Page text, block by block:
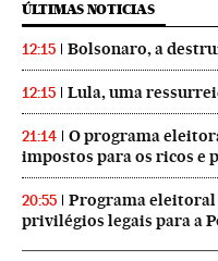
ÚLTIMAS NOTICIAS
12:15 Bolsonaro, a
12:15 Lula, uma
21:14
O programa
impostos para os ricos e
20:55
Programa eleitoral
privilégios legais para a